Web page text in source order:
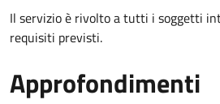
Il servizio è rivolto a tutti i soggetti
requisiti previsti.
Approfondimenti